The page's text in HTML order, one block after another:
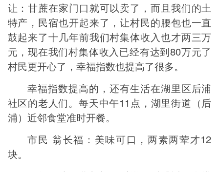
让：甘蔗在家门口就可以卖了，而且我们的土
特产，民宿也开起来了，让村民的腰包也一直
鼓起来了十几年前我们村集体收入也才两三万
元，现在我们村集体收入已经有达到80万元了
村民更开心了，幸福指数也提高了很多。
幸福指数提高的，还有生活在湖里区后浦
社区的老人们。每天中午11点，湖里街道（后
浦）近邻食堂准时开餐。
市民 翁长福：美味可口，两素两荤才12
块。